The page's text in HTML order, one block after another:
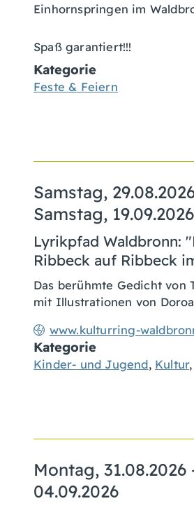
Einhornspringen im
Spaß garantiert!!!
Kategorie
Feste & Feiern
Samstag,
Samstag, 19.09.2026
Lyrikpfad Waldbronn:
Ribbeck auf Ribbeck
www.kulturring-
Das berühmte Gedicht von
mit Illustrationen von
Kategorie
Kinder- und Jugend, Kultur,
Montag, 31.08.2026
04.09.2026